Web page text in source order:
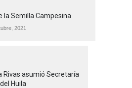
la Semilla Campesina
2021
Rivas asumió Secretaría
Huila